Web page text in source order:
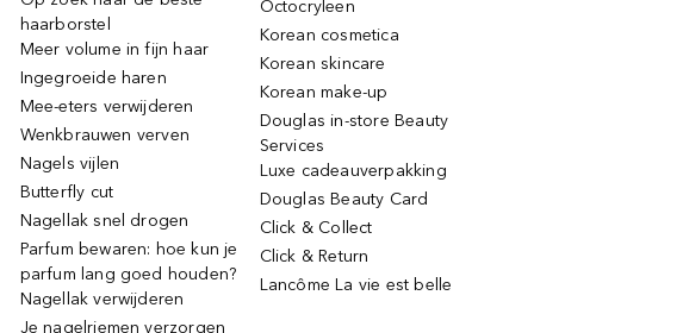
haarborstel
Meer volume in fijn haar
Ingegroeide haren
Mee-eters verwijderen
Wenkbrauwen verven
Nagels vijlen
Butterfly cut
Nagellak snel drogen
Parfum bewaren: hoe kun je
parfum lang goed houden?
Nagellak verwijderen
Je nagelriemen verzorgen
Octocryleen
Korean cosmetica
Korean skincare
Korean make-up
Douglas in-store Beauty
Services
Luxe cadeauverpakking
Douglas Beauty Card
Click & Collect
Click & Return
Lancôme La vie est belle